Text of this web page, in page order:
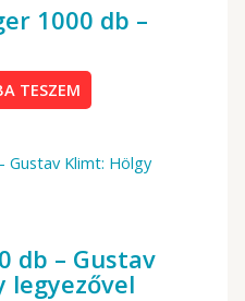
1000 db –
TESZEM
db – Gustav
legyezővel